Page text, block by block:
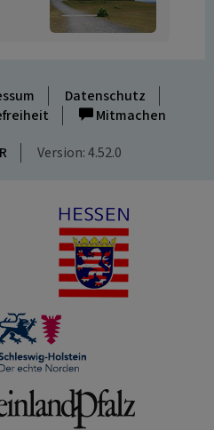
Datenschutz
Mitmachen
Version: 4.52.0